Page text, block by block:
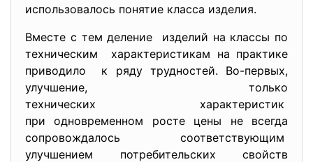
использовалось понятие класса изделия.
Вместе с тем деление изделий на классы по
техническим характеристикам на практике
приводило к ряду трудностей. Во-первых,
улучшение, только
технических характеристик
при одновременном росте цены не всегда
сопровождалось соответствующим
улучшением потребительских свойств